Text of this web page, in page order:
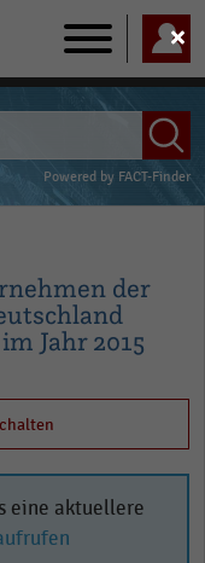
Main
navigation
Powered by FACT-Finder
der
Jahr 2015
eine aktuellere